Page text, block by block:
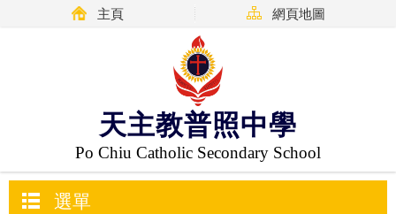
天主教普照中學
Po Chiu Catholic Secondary School
主頁 網頁地圖
選單